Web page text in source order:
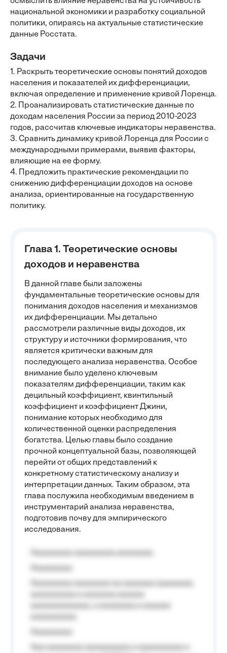
национальной экономики и разработку социальной
политики, опираясь на актуальные статистические
данные Росстата.
Задачи
1. Раскрыть теоретические основы понятий доходов
населения и показателей их дифференциации,
включая определение и применение кривой Лоренца.
2. Проанализировать статистические данные по
доходам населения России за период 2010-2023
годов, рассчитав ключевые индикаторы неравенства.
3. Сравнить динамику кривой Лоренца для России с
международными примерами, выявив факторы,
влияющие на ее форму.
4. Предложить практические рекомендации по
снижению дифференциации доходов на основе
анализа, ориентированные на государственную
политику.
Глава 1. Теоретические основы
доходов и неравенства
В данной главе были заложены
фундаментальные теоретические основы для
понимания доходов населения и механизмов
их дифференциации. Мы детально
рассмотрели различные виды доходов, их
структуру и источники формирования, что
является критически важным для
последующего анализа неравенства. Особое
внимание было уделено ключевым
показателям дифференциации, таким как
децильный коэффициент, квинтильный
коэффициент и коэффициент Джини,
понимание которых необходимо для
количественной оценки распределения
богатства. Целью главы было создание
прочной концептуальной базы, позволяющей
перейти от общих представлений к
конкретному статистическому анализу и
интерпретации данных. Таким образом, эта
глава послужила необходимым введением в
инструментарий анализа неравенства,
подготовив почву для эмпирического
исследования.